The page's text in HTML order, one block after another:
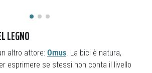
LEGNO
altro attore: Ornus. La bici è natura,
esprimere se stessi non conta il livello